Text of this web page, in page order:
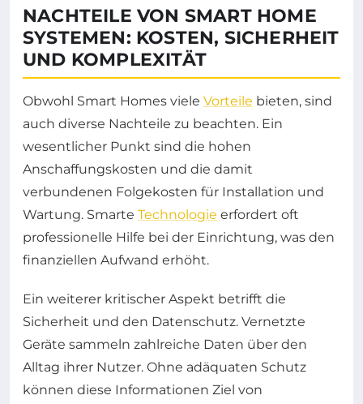
NACHTEILE VON SMART HOME
SYSTEMEN: KOSTEN, SICHERHEIT
UND KOMPLEXITÄT
Obwohl Smart Homes viele Vorteile bieten, sind
auch diverse Nachteile zu beachten. Ein
wesentlicher Punkt sind die hohen
Anschaffungskosten und die damit
verbundenen Folgekosten für Installation und
Wartung. Smarte Technologie erfordert oft
professionelle Hilfe bei der Einrichtung, was den
finanziellen Aufwand erhöht.
Ein weiterer kritischer Aspekt betrifft die
Sicherheit und den Datenschutz. Vernetzte
Geräte sammeln zahlreiche Daten über den
Alltag ihrer Nutzer. Ohne adäquaten Schutz
können diese Informationen Ziel von